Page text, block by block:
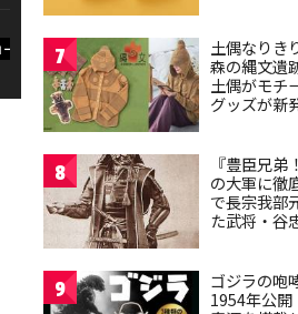
7
土偶なりき
森の縄文遺
土偶がモチ
グッズが新
8
『豊臣兄
の大軍に徹
で長宗我部
た武将・谷
9
ゴジラの咆
1954年公開